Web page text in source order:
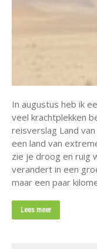
In augustus heb ik
veel krachtplekken
reisverslag Land
een land van
zie je droog en ruig
verandert in een
maar een paar
Lees meer